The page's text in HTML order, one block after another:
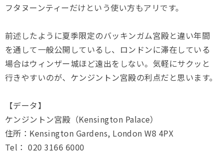
フタヌーンティーだけという使い方もアリです。
前述したように夏季限定のバッキンガム宮殿と違い年間
を通して一般公開しているし、ロンドンに滞在している
場合はウィンザー城ほど遠出をしない。気軽にサクッと
行きやすいのが、ケンジントン宮殿の利点だと思います。
【データ】
ケンジントン宮殿（Kensington Palace）
住所：Kensington Gardens, London W8 4PX
Tel： 020 3166 6000